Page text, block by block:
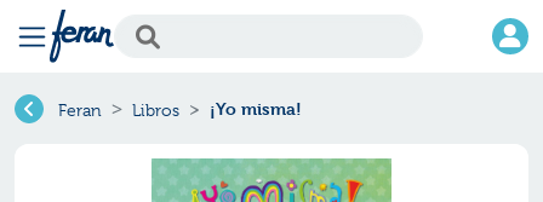
Feran Libros ¡Yo misma!